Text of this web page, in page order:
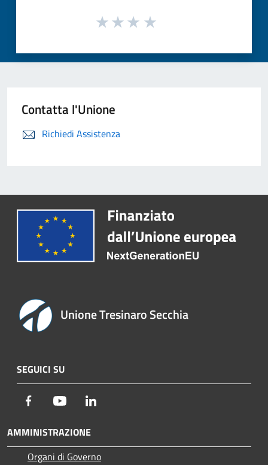
Contatta l'Unione
Richiedi Assistenza
Unione Tresinaro Secchia
SEGUICI SU
Facebook Youtube
AMMINISTRAZIONE
Organi di Governo